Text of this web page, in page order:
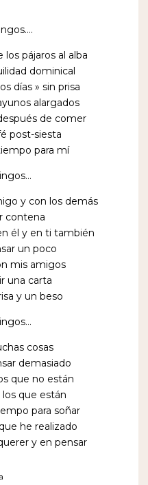
pájaros al alba
dominical
días » sin prisa
alargados
de comer
post-siesta
para mí
y con los demás
contena
él y en ti también
un poco
mis amigos
una carta
y un beso
cosas
demasiado
que no están
que están
para soñar
he realizado
y en pensar